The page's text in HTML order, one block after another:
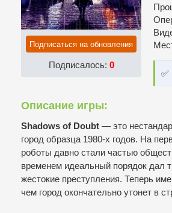
Подписаться на обновления
Подписалось: 0
✅
Описание игры:
Shadows of Doubt — это
город образца 1980-х годов. На
роботы давно стали частью
временем идеальный порядок дал
жестокие преступления. Теперь
чем город окончательно утонет в